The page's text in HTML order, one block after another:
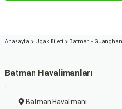
Anasayfa Uçak Bileti Batman - Guanghan
Batman Havalimanları
Batman Havalimanı